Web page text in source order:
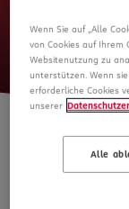
mehr
Die Suche
Wenn Sie auf „Alle
von Cookies auf Ihrem
Websitenutzung zu
unterstützen. Wenn
erforderliche Cookies
unserer
Alle